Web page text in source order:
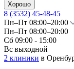
Хорошо
8 (3532) 45-48-45
Пн–Пт 08:00–20:00
Пн–Пт 08:00–20:00
Сб 09:00 - 15:00
Вс выходной
2 клиники в